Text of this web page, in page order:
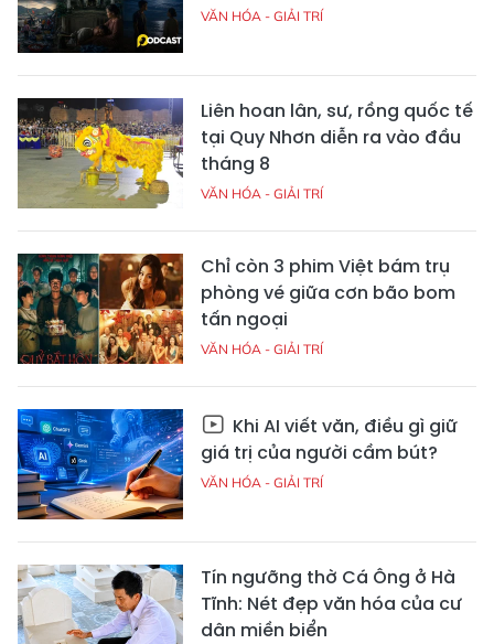
VĂN HÓA - GIẢI TRÍ
Liên hoan lân, sư, rồng quốc tế
tại Quy Nhơn diễn ra vào đầu
tháng 8
VĂN HÓA - GIẢI TRÍ
Chỉ còn 3 phim Việt bám trụ
phòng vé giữa cơn bão bom
tấn ngoại
VĂN HÓA - GIẢI TRÍ
Khi AI viết văn, điều gì giữ
giá trị của người cầm bút?
VĂN HÓA - GIẢI TRÍ
Tín ngưỡng thờ Cá Ông ở Hà
Tĩnh: Nét đẹp văn hóa của cư
dân miền biển